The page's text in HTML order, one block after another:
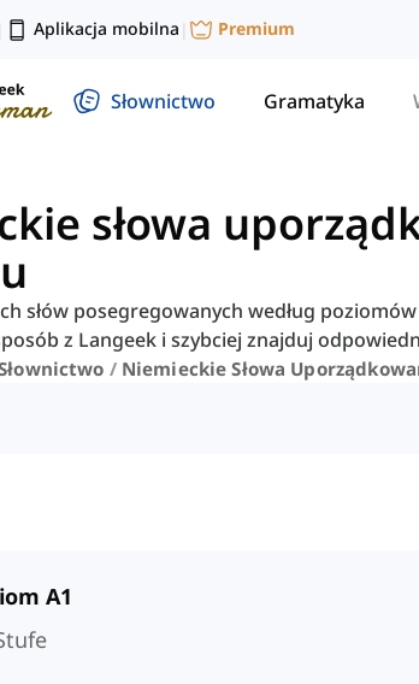
Aplikacja mobilna | Premium
Słownictwo Gramatyka
słowa
słów posegregowanych według
z Langeek i szybciej znajduj
Niemieckie Słowa
A1